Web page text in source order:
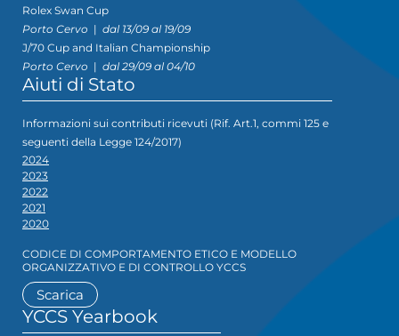
Rolex Swan Cup
Porto Cervo | dal 13/09 al 19/09
J/70 Cup and Italian Championship
Porto Cervo | dal 29/09 al 04/10
Aiuti di Stato
Informazioni sui contributi ricevuti (Rif. Art.1, commi 125 e
seguenti della Legge 124/2017)
2024
2023
2022
2021
2020
CODICE DI COMPORTAMENTO ETICO E MODELLO
ORGANIZZATIVO E DI CONTROLLO YCCS
Scarica
YCCS Yearbook